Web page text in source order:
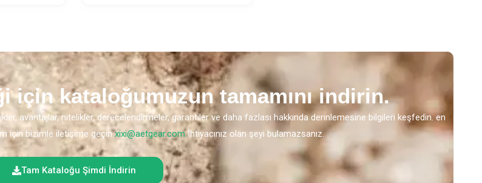
için kataloğumuzun tamamını indirin.
avantajlar, nitelikler, derecelendirmeler, garantiler ve daha fazlası hakkında derinlemesine bilgileri keşfedin. en
için bizimle iletişime geçinxixi@aetgear.comİhtiyacınız olan şeyi bulamazsanız.
Tam Kataloğu Şimdi İndirin